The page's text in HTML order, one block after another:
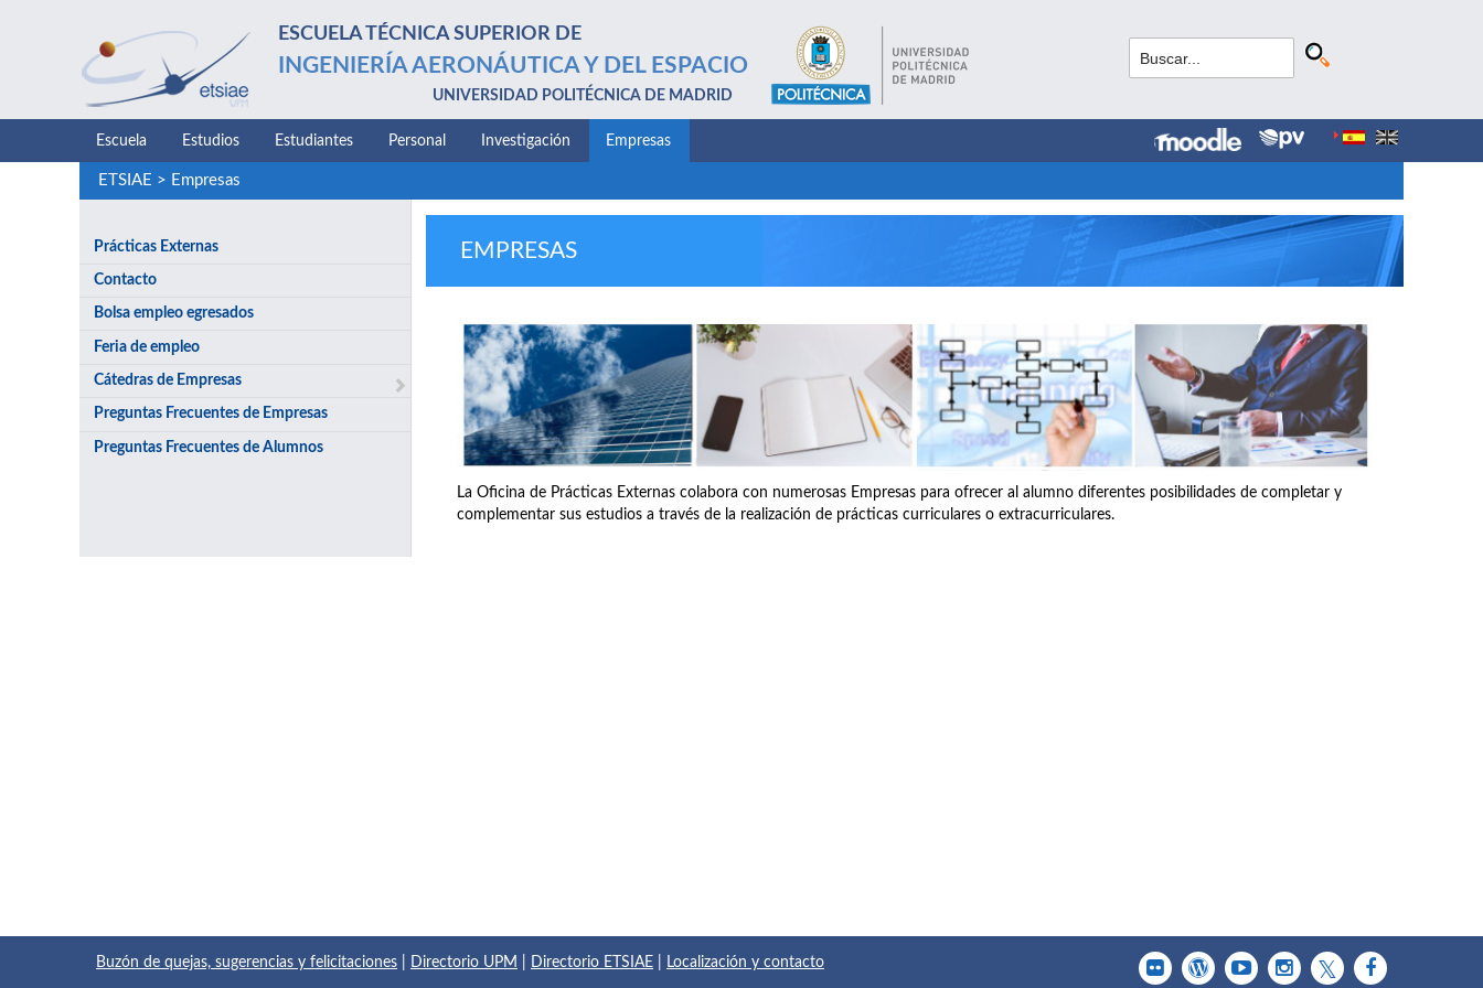
ESCUELA TÉCNICA SUPERIOR DE
INGENIERÍA AERONÁUTICA Y DEL ESPACIO
UNIVERSIDAD POLITÉCNICA DE MADRID
Escuela Estudios Estudiantes Personal Investigación Empresas
ETSIAE > Empresas
Prácticas Externas
Contacto
Bolsa empleo egresados
Feria de empleo
Cátedras de Empresas
Preguntas Frecuentes de Empresas
Preguntas Frecuentes de Alumnos
EMPRESAS
La Oficina de Prácticas Externas colabora con numerosas Empresas para ofrecer al alumno diferentes posibilidades de completar y
complementar sus estudios a través de la realización de prácticas curriculares o extracurriculares.
Buzón de quejas, sugerencias y felicitaciones Directorio UPM Directorio ETSIAE Localización y contacto